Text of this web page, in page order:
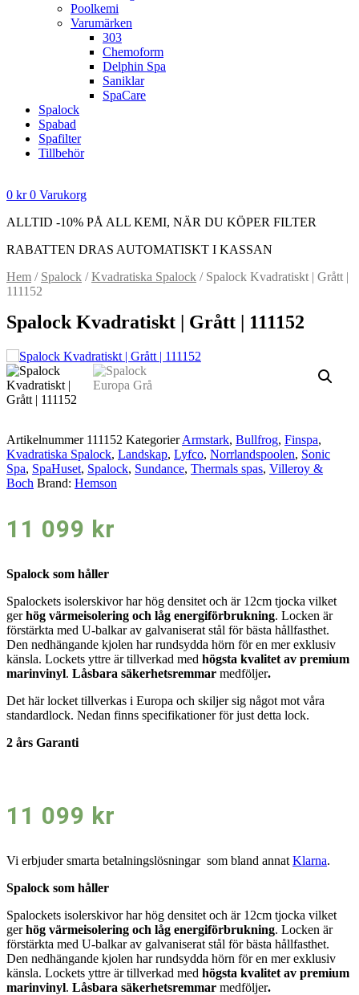
Poolkemi
Varumärken
303
Chemoform
Delphin Spa
Saniklar
SpaCare
Spalock
Spabad
Spafilter
Tillbehör
0 kr 0 Varukorg
ALLTID -10% PÅ ALL KEMI, NÄR DU KÖPER FILTER
RABATTEN DRAS AUTOMATISKT I KASSAN
Hem / Spalock /Kvadratiska Spalock / Spalock Kvadratiskt | Grått |
111152
Spalock Kvadratiskt | Grått | 111152
Artikelnummer 111152 Kategorier Armstark, Bullfrog, Finspa,
Kvadratiska Spalock, Landskap, Lyfco, Norrlandspoolen, Sonic
Spa, SpaHuset, Spalock, Sundance, Thermals spas, Villeroy &
Boch Brand: Hemson
11 099 kr
Spalock som håller
Spalockets isolerskivor har hög densitet och är 12cm tjocka vilket
gerhög värmeisolering och låg energiförbrukning. Locken är
förstärkta med U-balkar av galvaniserat stål för bästa hållfasthet.
Den nedhängande kjolen har rundsydda hörn för en mer exklusiv
känsla. Lockets yttre är tillverkad med högsta kvalitet av premium
marinvinyl. Låsbara säkerhetsremmar medföljer.
Det här locket tillverkas i Europa och skiljer sig något mot våra
standardlock. Nedan finns specifikationer för just detta lock.
2 års Garanti
11 099 kr
Vi erbjuder smarta betalningslösningar som bland annat Klarna.
Spalock som håller
Spalockets isolerskivor har hög densitet och är 12cm tjocka vilket
gerhög värmeisolering och låg energiförbrukning. Locken är
förstärkta med U-balkar av galvaniserat stål för bästa hållfasthet.
Den nedhängande kjolen har rundsydda hörn för en mer exklusiv
känsla. Lockets yttre är tillverkad med högsta kvalitet av premium
marinvinyl. Låsbara säkerhetsremmar medföljer.